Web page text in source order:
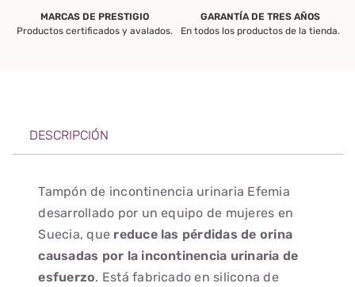
MARCAS DE PRESTIGIO
Productos certificados y avalados.
GARANTÍA DE TRES AÑOS
En todos los productos de la tienda.
DESCRIPCIÓN
Tampón de incontinencia urinaria Efemia
desarrollado por un equipo de mujeres en
Suecia, que reduce las pérdidas de orina
causadas por la incontinencia urinaria de
esfuerzo. Está fabricado en silicona de